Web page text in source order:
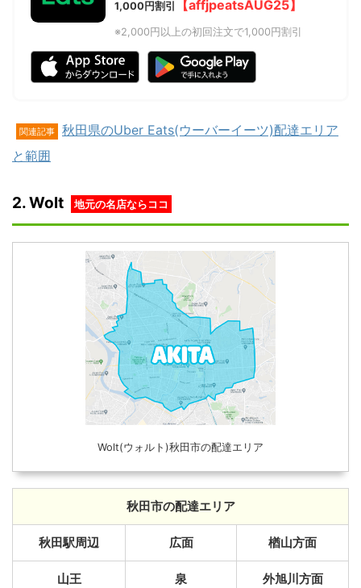
1,000円割引 【affjpeatsAUG25】
※2,000円以上の初回注文で1,000円割引
関連記事
秋田県のUber Eats(ウーバーイーツ)配達エリア
と範囲
2. Wolt 地元の名店ならココ
Wolt(ウォルト)秋田市の配達エリア
秋田市の配達エリア
秋田駅周辺 広面 楢山方面
山王 泉 外旭川方面